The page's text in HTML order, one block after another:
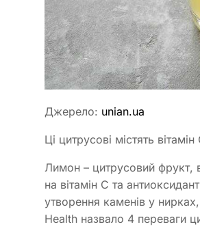
Джерело: unian.ua
Ці цитрусові містять
Лимон – цитрусовий фрукт,
на вітамін С та
утворення каменів у
Health назвало 4 переваги